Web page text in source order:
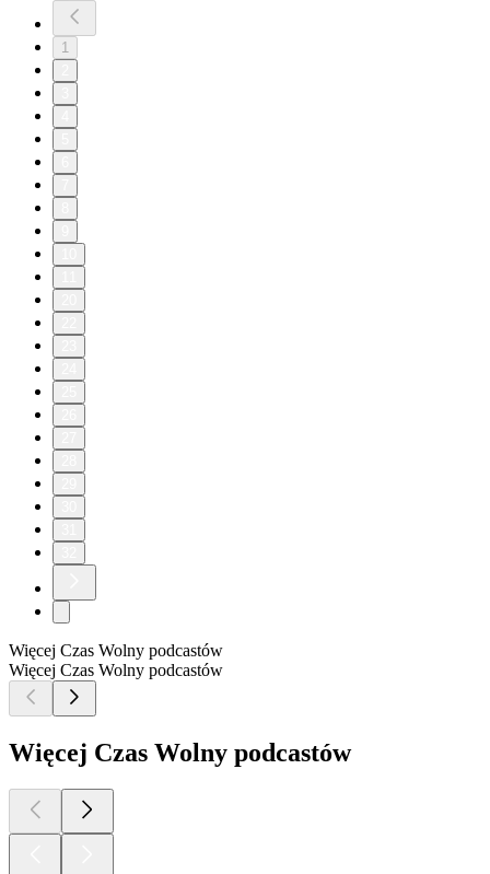
1
Więcej Czas Wolny podcastów
Więcej Czas Wolny podcastów
Więcej Czas Wolny podcastów